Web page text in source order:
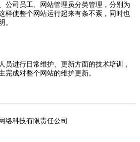
公司员工、网站管理员分类管理，分别为
样使整个网站运行起来有条不紊，同时也
。
进行日常维护、更新方面的技术培训，
完成对整个网站的维护更新。
科技有限责任公司